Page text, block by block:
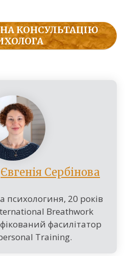
КОНСУЛЬТАЦІЮ
Євгенія Сербінова
психологиня, 20 років
Breathwork
фасилітатор
Training.